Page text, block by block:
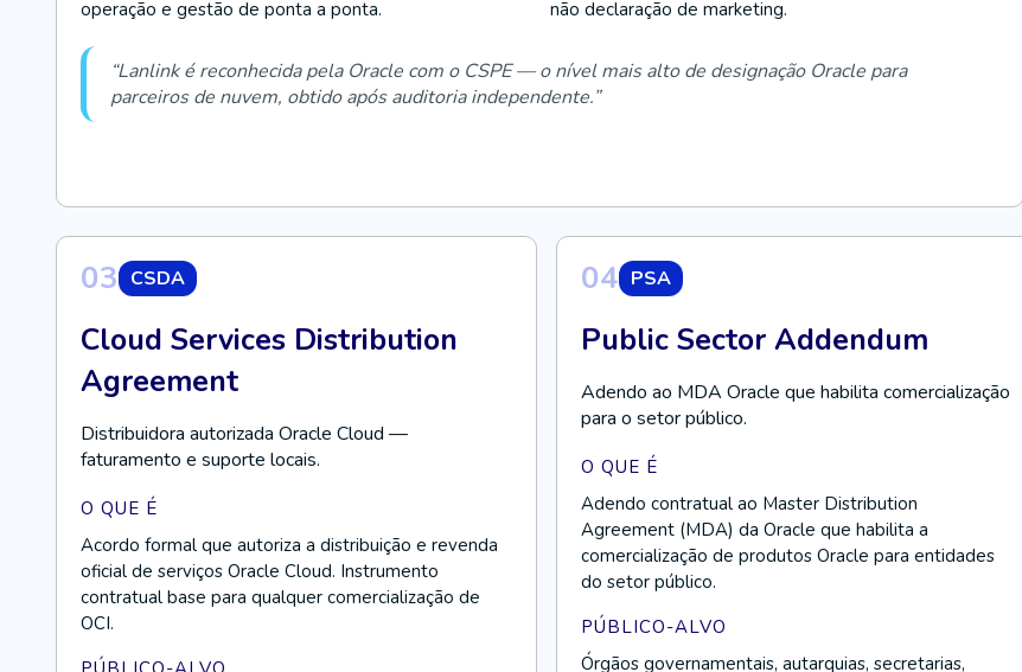
operação e gestão de ponta a ponta.
não declaração de marketing.
“Lanlink é reconhecida pela Oracle com o CSPE — o nível mais alto de designação Oracle para
parceiros de nuvem, obtido após auditoria independente.”
03 CSDA
Cloud Services Distribution
Agreement
Distribuidora autorizada Oracle Cloud —
faturamento e suporte locais.
O QUE É
Acordo formal que autoriza a distribuição e revenda
oficial de serviços Oracle Cloud. Instrumento
contratual base para qualquer comercialização de
OCI.
04 PSA
Public Sector Addendum
Adendo ao MDA Oracle que habilita comercialização
para o setor público.
O QUE É
Adendo contratual ao Master Distribution
Agreement (MDA) da Oracle que habilita a
comercialização de produtos Oracle para entidades
do setor público.
PÚBLICO-ALVO
Órgãos governamentais, autarquias, secretarias,